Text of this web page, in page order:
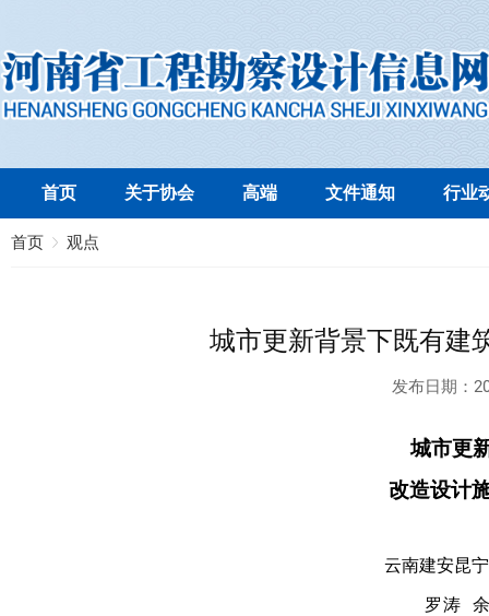
首页 关于协会 高端 文件通知 行业
首页 观点
城市更新背景下既有建
发布日期：
城市更
改造设计
云南建安昆
罗涛